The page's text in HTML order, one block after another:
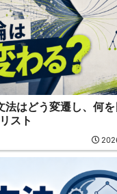
法はどう変遷し、何
スト